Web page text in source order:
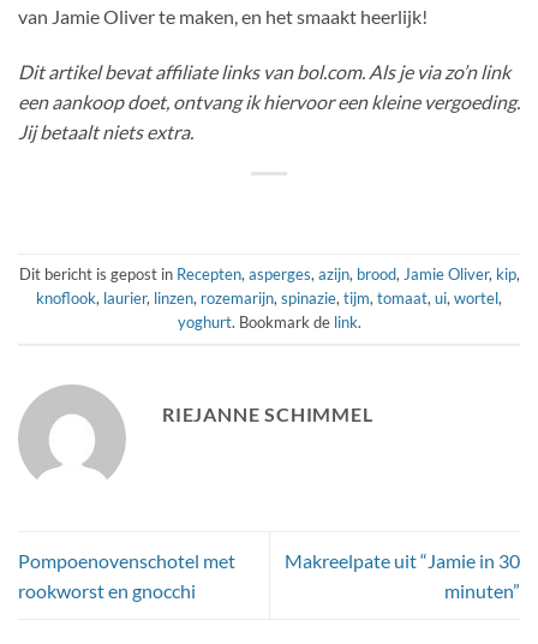
van Jamie Oliver te maken, en het smaakt heerlijk!
Dit artikel bevat affiliate links van bol.com. Als je via zo’n link
een aankoop doet, ontvang ik hiervoor een kleine vergoeding.
Jij betaalt niets extra.
Dit bericht is gepost in Recepten, asperges, azijn, brood, Jamie Oliver, kip,
knoflook, laurier, linzen, rozemarijn, spinazie, tijm, tomaat, ui, wortel,
yoghurt. Bookmark de link.
RIEJANNE SCHIMMEL
Pompoenovenschotel met
rookworst en gnocchi
Makreelpate uit “Jamie in 30
minuten”